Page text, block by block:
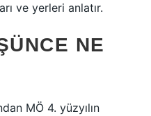
ve yerleri anlatır.
NE
MÖ 4. yüzyılın